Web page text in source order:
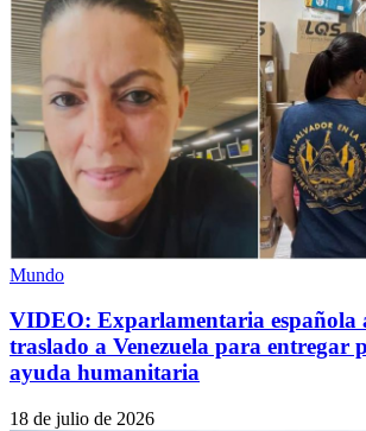
Mundo
VIDEO: Exparlamentaria española
traslado a Venezuela para entregar
ayuda humanitaria
18 de julio de 2026